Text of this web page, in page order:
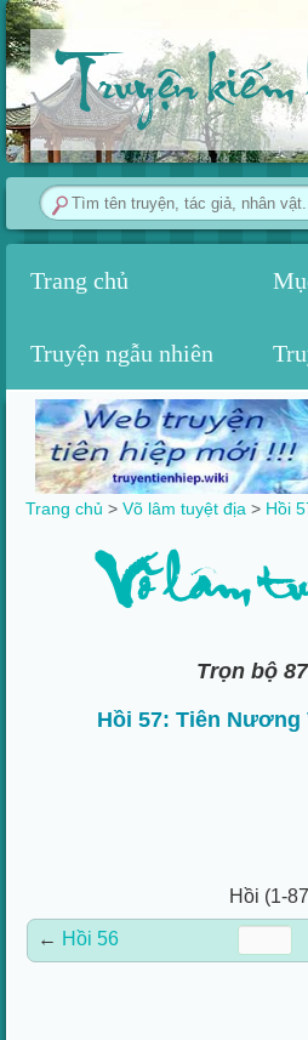
Truyện
Trang chủ
Truyện ngẫu nhiên
Trang chủ >Võ lâm tuyệt địa > Hồi
Võ lâm
Trọn bộ
Hồi 57: Tiên Nương
Hồi (1-
← Hồi 56